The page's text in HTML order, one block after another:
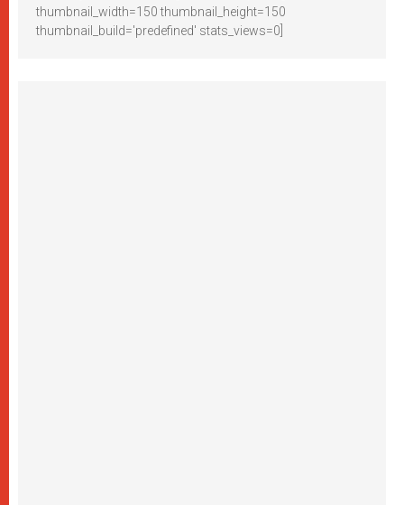
thumbnail_width=150 thumbnail_height=150
thumbnail_build='predefined' stats_views=0]